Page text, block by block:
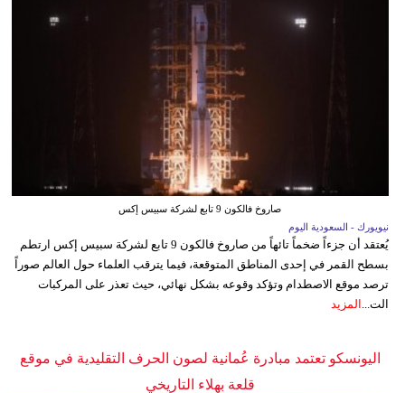
صاروخ فالكون 9 تابع لشركة سبيس إكس
نيويورك - السعودية اليوم
يُعتقد أن جزءاً ضخماً تائهاً من صاروخ فالكون 9 تابع لشركة سبيس إكس ارتطم
بسطح القمر في إحدى المناطق المتوقعة، فيما يترقب العلماء حول العالم صوراً
ترصد موقع الاصطدام وتؤكد وقوعه بشكل نهائي، حيث تعذر على المركبات
الت... المزيد
اليونسكو تعتمد مبادرة عُمانية لصون الحرف التقليدية في موقع
قلعة بهلاء التاريخي